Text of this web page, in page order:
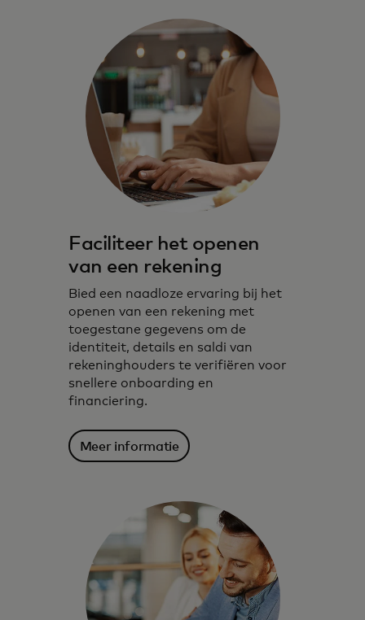
Faciliteer het openen
van een rekening
Bied een naadloze ervaring bij het
openen van een rekening met
toegestane gegevens om de
identiteit, details en saldi van
rekeninghouders te verifiëren voor
snellere onboarding en
financiering.
Meer informatie